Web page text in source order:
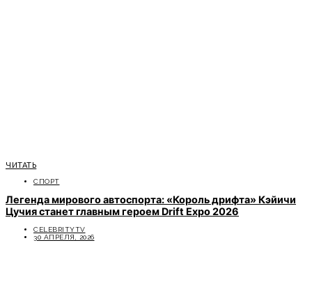
ЧИТАТЬ
СПОРТ
Легенда мирового автоспорта: «Король дрифта» Кэйичи
Цучия станет главным героем Drift Expo 2026
CELEBRITYTV
30 АПРЕЛЯ, 2026